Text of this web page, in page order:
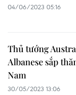
04/06/2023 05:16
Thủ tướng
Albanese sắp
Nam
30/05/2023 13:06